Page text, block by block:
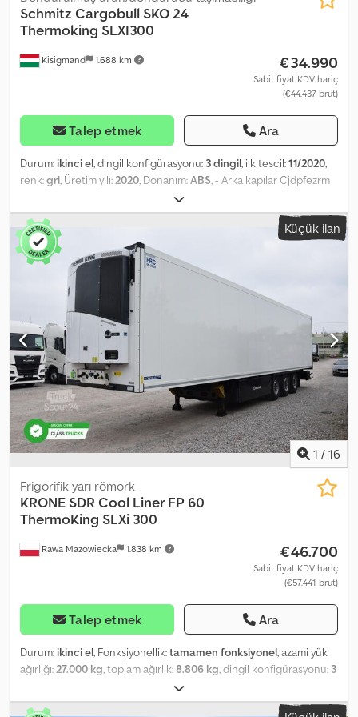
Kisigmand 1.688 km
Schmitz Cargobull SKO 24
Thermoking SLXI300
€34.990
Sabit fiyat KDV hariç
(€44.437 brüt)
Talep etmek Ara
Durum: ikinci el, dingil konfigürasyonu: 3 dingil, ilk tescil:11/2020,
renk:gri, Üretim yılı:2020, Donanım:ABS, - Arka kapılar Cjdpfezrm
Küçük ilan
1 / 16
Rawa Mazowiecka 1.838 km
Frigorifik yarı römork
KRONE SDR Cool Liner FP 60
ThermoKing SLXi 300
€46.700
Sabit fiyat KDV hariç
(€57.441 brüt)
Talep etmek Ara
Durum: ikinci el, Fonksiyonellik:tamamen fonksiyonel, azami yük
ağırlığı: 27.000 kg , toplam ağırlık:8.806 kg , dingil konfigürasyonu: 3
, toplam uzunluk:
genişlik:2.600 mm, süspansiyon:hava, dingil mesafesi:746 mm,